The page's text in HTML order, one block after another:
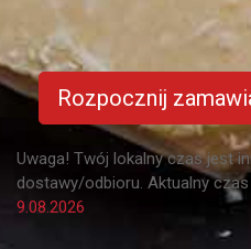
Rozpocznij
Uwaga! Twój lokalny czas jest
dostawy/odbioru. Aktualny
9.08.2026